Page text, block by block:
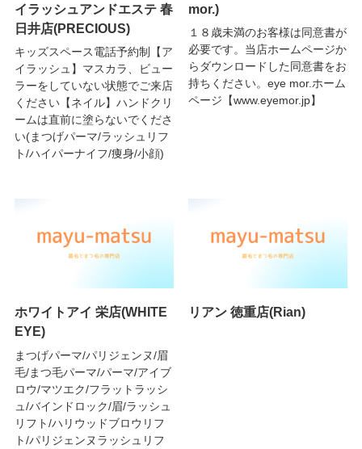
イラッシュアンドエステ 春
日井店(PRECIOUS)
キッズスペース電話予約制【ア
イラッシュ】マスカラ、ビュー
ラーをしていない状態でご来店
ください【ネイル】ハンドクリ
ームは直前に塗らないでくださ
い(まつげパーマ/ラッシュリフ
ト/ハイパーナイフ/痩身/小顔)
mor.)
１８歳未満のお客様は同意書が
必要です。当店ホームページか
らダウンロードした同意書をお
持ちください。eye mor.ホーム
ページ【www.eyemor.jp】
ホワイトアイ 栄店(WHITE
EYE)
まつげパーマ/パリジェンヌ/眉
毛/まつ毛パーマ/パーマ/アイブ
ロウ/マツエク/フラットラッシ
ュ/バインドロック/眉/ラッシュ
リフト/ハリウッドブロウリフ
ト/パリジェンヌラッシュリフ
リアン 徳重店(Rian)